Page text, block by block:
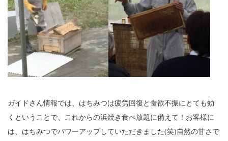
ガイドさん情報では、はちみつは疲労回復と食欲不振にとても効
くということで、これからの浜焼き食べ放題に備えて！お客様に
は、はちみつでパワーアップしていただきました(笑)自然の甘さで